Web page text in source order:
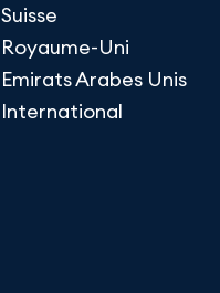
Suisse
Royaume-Uni
Emirats Arabes Unis
International